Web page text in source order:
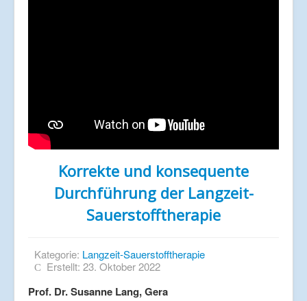
Korrekte und konsequente
Durchführung der Langzeit-
Sauerstofftherapie
Kategorie: Langzeit-Sauerstofftherapie
Erstellt: 23. Oktober 2022
Prof. Dr. Susanne Lang, Gera